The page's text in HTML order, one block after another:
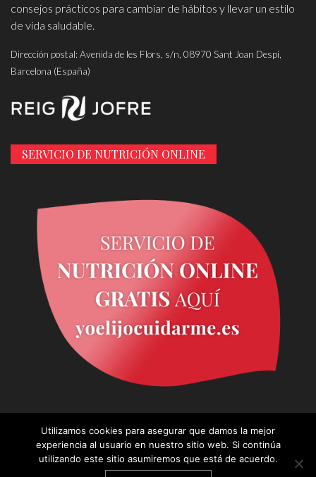
consejos prácticos para cambiar de hábitos y llevar un estilo
de vida saludable.
Dirección postal: Avenida de les Flors, s/n, 08970 Sant Joan Despí,
Barcelona (España)
SERVICIO DE NUTRICIÓN ONLINE
Utilizamos cookies para asegurar que damos la mejor
experiencia al usuario en nuestro sitio web. Si continúa
utilizando este sitio asumiremos que está de acuerdo.